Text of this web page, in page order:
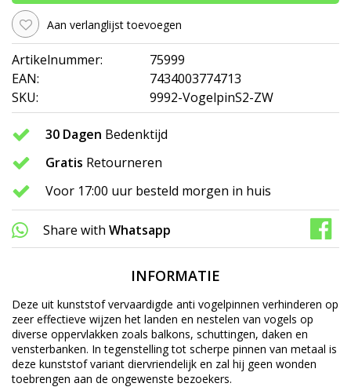
Aan verlanglijst toevoegen
Artikelnummer:
75999
EAN:
7434003774713
SKU:
9992-VogelpinS2-ZW
30 Dagen Bedenktijd
Gratis Retourneren
Voor 17:00 uur besteld morgen in huis
Share with Whatsapp
INFORMATIE
Deze uit kunststof vervaardigde anti vogelpinnen verhinderen op
zeer effectieve wijzen het landen en nestelen van vogels op
diverse oppervlakken zoals balkons, schuttingen, daken en
vensterbanken. In tegenstelling tot scherpe pinnen van metaal is
deze kunststof variant diervriendelijk en zal hij geen wonden
toebrengen aan de ongewenste bezoekers.